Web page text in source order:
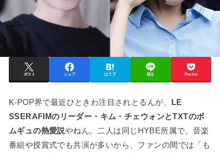
ポスト シェア はてブ 送る Pocket
K-POP界で最近ひときわ注目されとるんが、 LE
SSERAFIMのリーダー・キム・チェウォンとTXTのボ
ムギュの熱愛説やねん。二人は同じHYBE所属で、音楽
番組や授賞式でも共演が多いから、ファンの間では「も